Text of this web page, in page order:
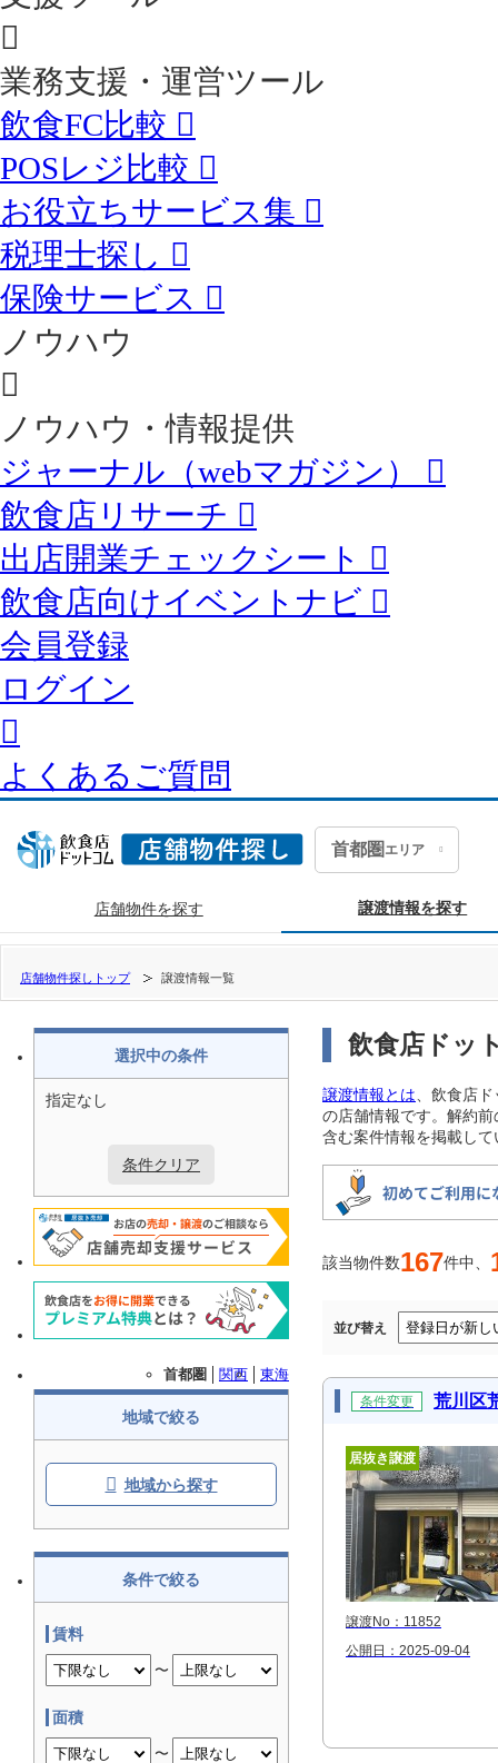
業務支援・運営ツール
飲食FC比較
POSレジ比較
お役立ちサービス集
税理士探し
保険サービス
ノウハウ
ノウハウ・情報提供
ジャーナル（webマガジン）
飲食店リサーチ
出店開業チェックシート
飲食店向けイベントナビ
会員登録
ログイン
よくあるご質問
首都圏 エリア
店舗物件を探す 譲渡情報を探す
店舗物件探しトップ 譲渡情報一覧
選択中の条件
指定なし
条件クリア
首都圏 関西 東海
地域で絞る
地域から探す
条件で絞る
賃料
〜
面積
〜
飲食店ドッ
譲渡情報とは 、飲食店
の店舗情報です。解約
含む案件情報を掲載して
該当物件数167件中、
並び替え
条件変更 荒川区
居抜き譲渡
譲渡No：11852
公開日：2025-09-04